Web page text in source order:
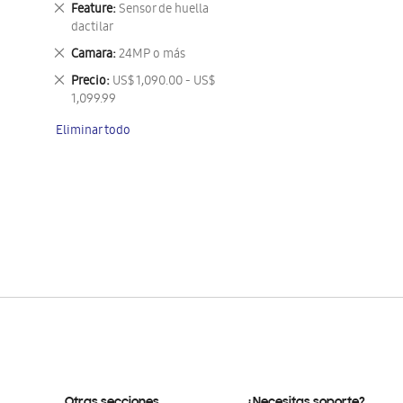
Feature Sensor de huella
dactilar
Eliminar
este
artículo
Camara 24MP o más
Eliminar
este
artículo
Precio US$ 1,090.00 - US$
1,099.99
Eliminar
este
Eliminar todo